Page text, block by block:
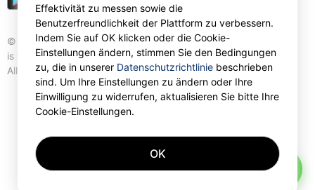
© Gettransport International Limited. GetTransport®
is trademark of Gettransport International Limited.
All rights reserved.
Effektivität zu messen sowie die
Benutzerfreundlichkeit der Plattform zu verbessern.
Indem Sie auf OK klicken oder die Cookie-
Einstellungen ändern, stimmen Sie den Bedingungen
zu, die in unserer Datenschutzrichtlinie beschrieben
sind. Um Ihre Einstellungen zu ändern oder Ihre
Einwilligung zu widerrufen, aktualisieren Sie bitte Ihre
Cookie-Einstellungen.
OK
AI